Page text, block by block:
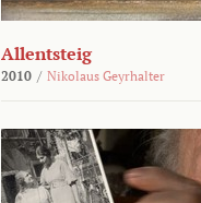
Allentsteig
2010 / Nikolaus Geyrhalter